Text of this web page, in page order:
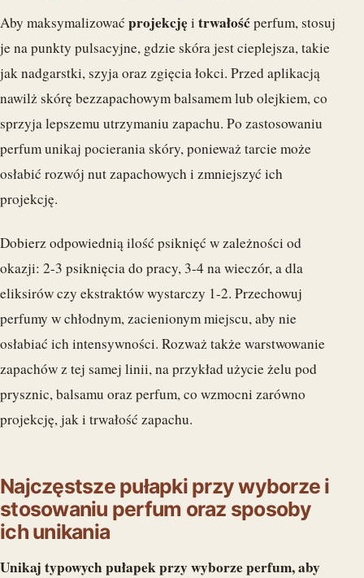
Aby maksymalizować projekcjęi trwałośćperfum, stosuj
je na punkty pulsacyjne, gdzie skóra jest cieplejsza, takie
jak nadgarstki, szyja oraz zgięcia łokci. Przed aplikacją
nawilż skórę bezzapachowym balsamem lub olejkiem, co
sprzyja lepszemu utrzymaniu zapachu. Po zastosowaniu
perfum unikaj pocierania skóry, ponieważ tarcie może
osłabić rozwój nut zapachowych i zmniejszyć ich
projekcję.
Dobierz odpowiednią ilość psiknięć w zależności od
okazji: 2-3 psiknięcia do pracy, 3-4 na wieczór, a dla
eliksirów czy ekstraktów wystarczy 1-2. Przechowuj
perfumy w chłodnym, zacienionym miejscu, aby nie
osłabiać ich intensywności. Rozważ także warstwowanie
zapachów z tej samej linii, na przykład użycie żelu pod
prysznic, balsamu oraz perfum, co wzmocni zarówno
projekcję, jak i trwałość zapachu.
Najczęstsze pułapki przy wyborze i
stosowaniu perfum oraz sposoby
ich unikania
Unikaj typowych pułapek przy wyborze perfum, aby